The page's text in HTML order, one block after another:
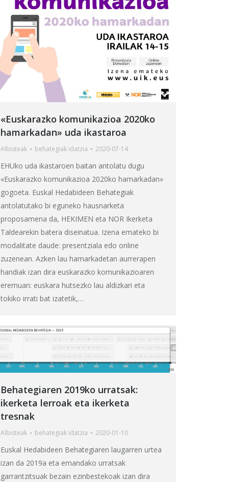
«Euskarazko komunikazioa 2020ko
hamarkadan» uda ikastaroa
Albisteak behategiak idatzia 2020-07-14
EHUko uda ikastaroen baitan antolatu dugu
«Euskarazko komunikazioa 2020ko hamarkadan»
gogoeta. Euskal Hedabideen Behategiak
antolatutako bi eguneko hausnarketa
proposamena da, HEKIMEN eta NOR Ikerketa
Taldearekin batera diseinatua. Izena emateko bi
modalitate daude: presentziala edo online
zuzenean. Azken lau hamarkadetan aurrerapen
handiak izan dira euskarazko komunikazioaren
eremuan: euskara hutsezko lau aldizkari eta
tokiko irrati bat izatetik,…
Behategiaren 2019ko urratsak:
ikerketa lerroak eta ikerketa
tresnak
Albisteak behategiak idatzia 2020-01-10
Euskal Hedabideen Behategiaren laugarren urtea
izan da 2019a eta emandako urratsak
garrantzitsuak bezain ezinbestekoak izan dira